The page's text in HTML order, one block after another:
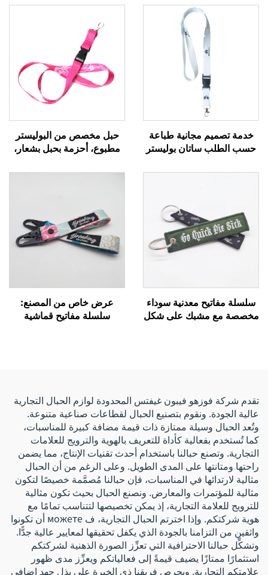
خدمة تصميم مجانية طباعة
حسب الطلب ساتان بوليستر
للمناسبات
حبل مخصص من البوليستر
مطبوع، أحزمة بحبل بشعار،
سلسلة مفاتيح معدنية سوداء
مخصصة مع مشبك على شكل
عرض خاص من المصنع:
سلسلة مفاتيح قماشية
تقدم شركة فوزهو فيبون غيفتس المحدودة لوازم الحبال التجارية
عالية الجودة. ونقوم بتصنيع الحبال لقطاعات صناعية متنوعة.
وتُعد الحبال وسيلة ممتازة ذات قيمة مضافة كبيرة للمناسبات،
كما تُستخدم بفعالية كأداة للتعريف بالهوية والترويج للعلامات
التجارية. وتصنع حبالنا باستخدام أحدث تقنيات الإنتاج، مما يضمن
راحتها ومتانتها على المدى الطويل. وعلى الرغم من أن الحبال
مثالية لارتدائها في المناسبات، فإن حبالنا مُصمَّمة خصيصًا لتكون
مثالية للمؤتمرات والمعارض. ونصنع الحبال بحيث تكون مثالية
للترويج للعلامة التجارية، إذ يمكن تخصيصها لتتناسب تمامًا مع
هوية شركتكم. وإذا اخترتم الحبال التجارية، ف можете أن تكونوا
واثقين من التزامنا بالجودة الذي يكفل تحقيقها لمعايير عالية جدًّا.
وتشكِّل حبالنا الاحترافية التي تعزِّز الصورة الذهنية لشركتكم
استثمارًا ممتازًا يضيف قيمةً إلى فعالياتكم ويعزِّز مدى ظهور
علامتكم التجارية. ويحرص فريقنا ذي الخبرة على بذل جهد إضافي